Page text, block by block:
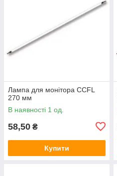
Лампа для монітора CCFL
270 мм
В наявності 1 од.
58,50 ₴
Купити